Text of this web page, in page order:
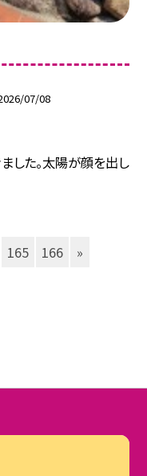
07/08
した。太陽が顔を出し
165 166 »